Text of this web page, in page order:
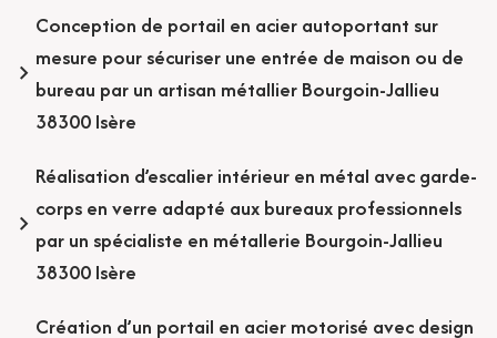
Conception de portail en acier autoportant sur
mesure pour sécuriser une entrée de maison ou de
bureau par un artisan métallier Bourgoin-Jallieu
38300 Isère
Réalisation d’escalier intérieur en métal avec garde-
corps en verre adapté aux bureaux professionnels
par un spécialiste en métallerie Bourgoin-Jallieu
38300 Isère
Création d’un portail en acier motorisé avec design